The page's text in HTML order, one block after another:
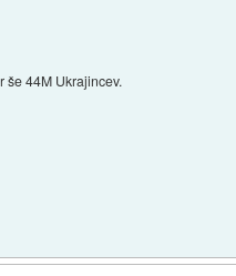
še 44M Ukrajincev.